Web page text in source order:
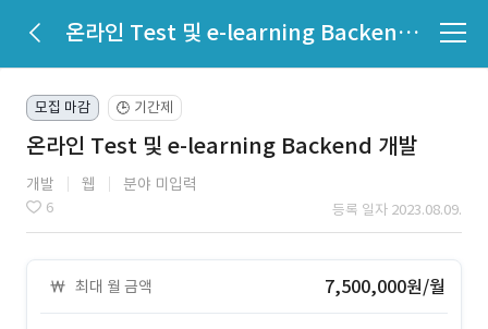
온라인 Test 및 e-learning Backend 개발
모집 마감 🕒 기간제
온라인 Test 및 e-learning Backend 개발
개발 웹 분야 미입력
6 등록 일자 2023.08.09.
최대 월 금액 7,500,000원/월